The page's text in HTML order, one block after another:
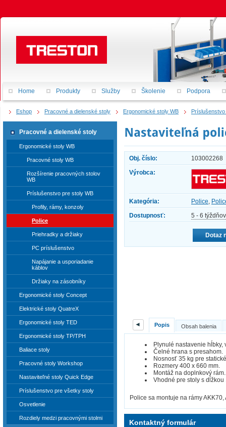
Eshop Pracovné a dielenské stoly Ergonomické stoly WB
Obj. číslo:
103002268
Výrobca:
Kategória: Police,
Dostupnosť:
5 - 6 týždňov
Dotaz
◄ Popis Obsah balenia
Plynulé nastavenie hĺbky,
Čelné hrana s presahom.
Nosnosť 35 kg pre
Rozmery 400 x 660 mm.
Montáž na doplnkový rám.
Vhodné pre stoly s dĺžkou
Police sa montuje na rámy AKK70,
Kontaktný formulár
Pracovné a dielenské stoly
Ergonomické stoly WB
Pracovné stoly WB
Rozšírenie pracovných stolov
WB
Príslušenstvo pre stoly WB
Profily, rámy, konzoly
Police
Priehradky a držiaky
PC príslušenstvo
Napájanie a usporiadanie
káblov
Držiaky na zásobníky
Ergonomické stoly Concept
Elektrické stoly QuatreX
Ergonomické stoly TED
Ergonomické stoly TP/TPH
Baliace stoly
Pracovné stoly Workshop
Nastaviteľné stoly Quick Edge
Príslušenstvo pre všetky stoly
Osvetlenie
Rozdiely medzi pracovnými stolmi
Home Produkty Služby Školenie Podpora